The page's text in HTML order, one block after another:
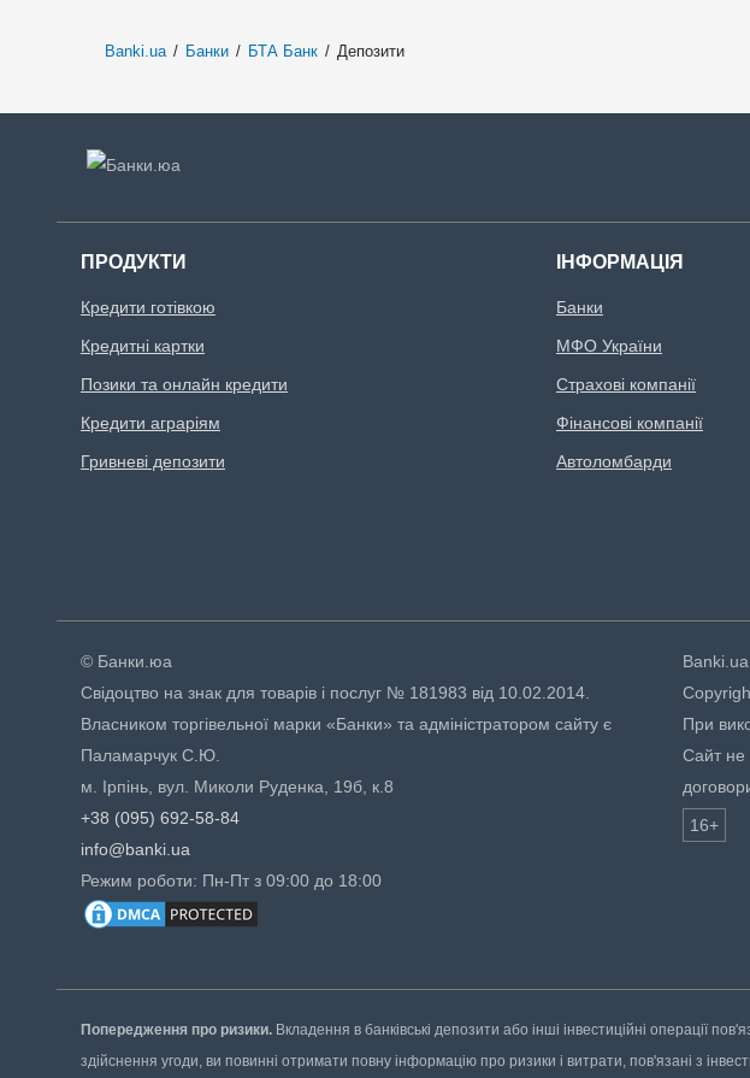
Banki.ua / Банки / БТА Банк / Депозити
ПРОДУКТИ
Кредити готівкою
Кредитні картки
Позики та онлайн кредити
Кредити аграріям
Гривневі депозити
ІНФОРМАЦІЯ
Банки
МФО України
Страхові компанії
Фінансові компанії
Автоломбарди
© Банки.юа
Свідоцтво на знак для товарів і послуг № 181983 від 10.02.2014.
Власником торгівельної марки «Банки» та адміністратором сайту є
Паламарчук С.Ю.
м. Ірпінь, вул. Миколи Руденка, 19б, к.8
+38 (095) 692-58-84
info@banki.ua
Режим роботи: Пн-Пт з 09:00 до 18:00
Banki.ua
При
Сайт не
16+
Попередження про ризики. Вкладення в банківські депозити або інші інвестиційні операції
здійснення угоди, ви повинні отримати повну інформацію про ризики і витрати, пов'язані з